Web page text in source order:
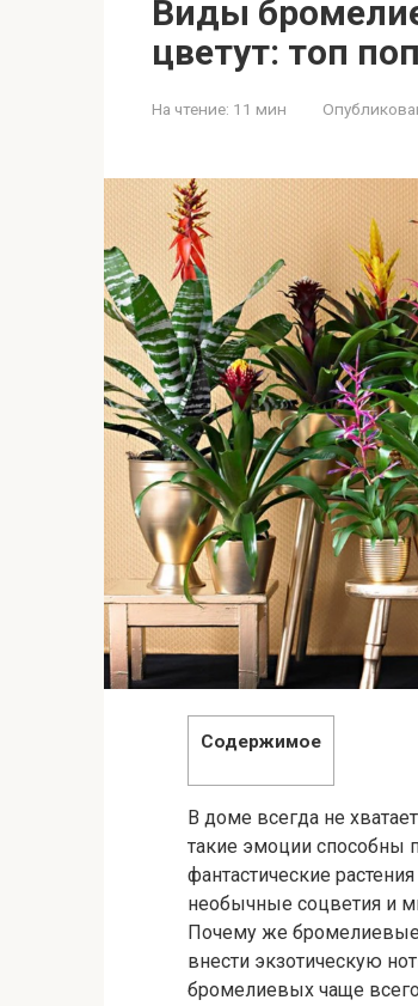
Виды
цветут: топ
На чтение: 11 мин
Содержимое
В доме всегда не
такие эмоции способны
фантастические
необычные соцветия и
Почему же бромелиевые
внести экзотическую
бромелиевых чаще